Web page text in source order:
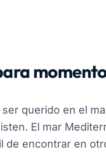
querido en el
El mar
de encontrar en